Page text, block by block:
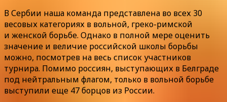
В Сербии наша команда представлена во всех 30
весовых категориях в вольной, греко-римской
и женской борьбе. Однако в полной мере оценить
значение и величие российской школы борьбы
можно, посмотрев на весь список участников
турнира. Помимо россиян, выступающих в Белграде
под нейтральным флагом, только в вольной борьбе
выступили еще 47 борцов из России.